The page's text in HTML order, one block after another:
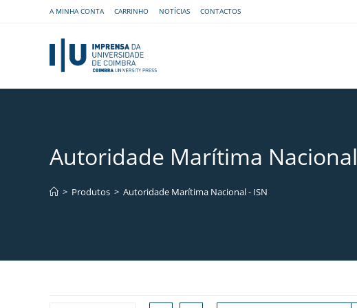
A MINHA CONTA CARRINHO NOTÍCIAS CONTACTOS
Autoridade Marítima Nacional
> Produtos > Autoridade Marítima Nacional - ISN